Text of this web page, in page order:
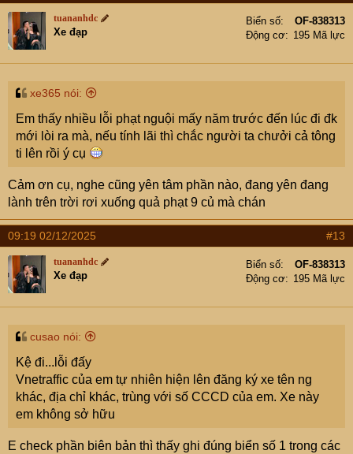
tuananhdc
Xe đạp
Biển số
OF-838313
Động cơ
195 Mã lực
xe365 nói:
Em thấy nhiều lỗi phạt nguội mấy năm trước đến lúc đi đk
mới lòi ra mà, nếu tính lãi thì chắc người ta chưởi cả tông
ti lên rồi ý cụ
Cảm ơn cụ, nghe cũng yên tâm phần nào, đang yên đang
lành trên trời rơi xuống quả phạt 9 củ mà chán
09:19 02/12/2025 #13
tuananhdc
Xe đạp
Biển số
OF-838313
Động cơ
195 Mã lực
cusao nói:
Kệ đi...lỗi đấy
Vnetraffic của em tự nhiên hiện lên đăng ký xe tên ng
khác, địa chỉ khác, trùng với số CCCD của em. Xe này
em không sở hữu
E check phần biên bản thì thấy ghi đúng biển số 1 trong các